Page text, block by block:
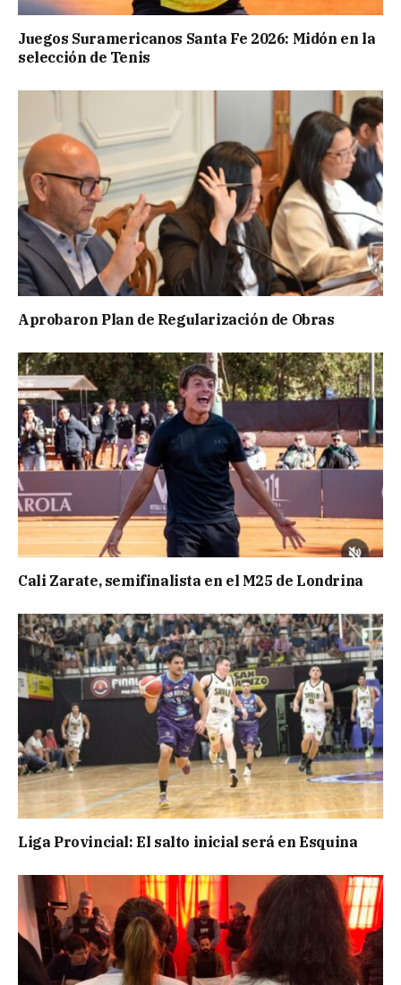
Juegos Suramericanos Santa Fe 2026: Midón en la
selección de Tenis
Aprobaron Plan de Regularización de Obras
Cali Zarate, semifinalista en el M25 de Londrina
Liga Provincial: El salto inicial será en Esquina